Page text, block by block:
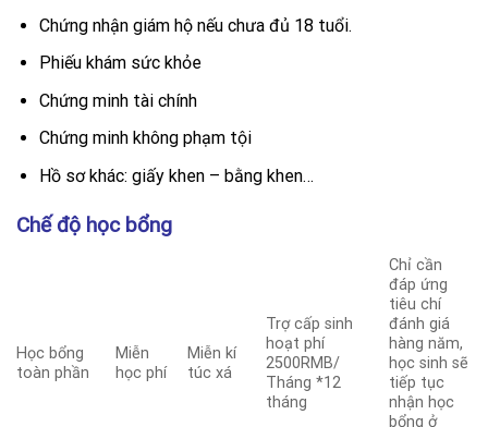
Chứng nhận giám hộ nếu chưa đủ 18 tuổi.
Phiếu khám sức khỏe
Chứng minh tài chính
Chứng minh không phạm tội
Hồ sơ khác: giấy khen – bằng khen…
Chế độ học bổng
Học bổng
toàn phần
Miễn
học phí
Miễn kí
túc xá
Trợ cấp sinh
hoạt phí
2500RMB/
Tháng *12
tháng
Chỉ cần
đáp ứng
tiêu chí
đánh giá
hàng năm,
học sinh sẽ
tiếp tục
nhận học
bổng ở